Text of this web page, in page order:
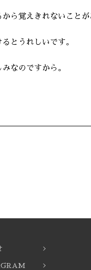
ら覚えきれないことが
とうれしいです。
なのですから。